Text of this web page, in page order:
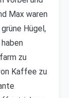
Max waren
Hügel,
zu
Kaffee zu